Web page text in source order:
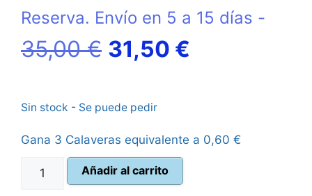
Reserva. Envío en 5 a 15 días -
35,00€ El
original
era:
35,00 €.
31,50 €
es:
Sin stock - Se puede pedir
Gana 3 Calaveras equivalente a 0,60 €
Candela
Obscura
Añadir al carrito